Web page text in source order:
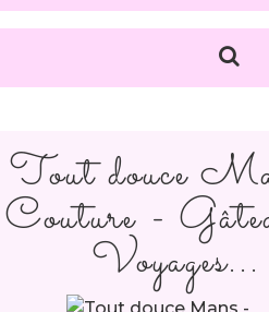
Tout douce
Couture -
Voyages...